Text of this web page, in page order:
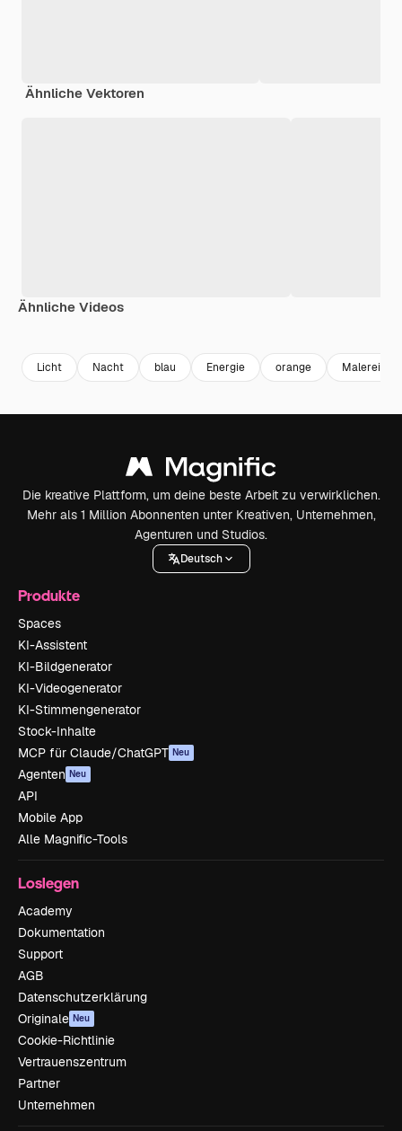
Ähnliche Vektoren
Ähnliche Videos
Licht Nacht blau Energie orange Malerei
Die kreative Plattform, um deine beste Arbeit zu verwirklichen.
Mehr als 1 Million Abonnenten unter Kreativen, Unternehmen,
Agenturen und Studios.
Deutsch
Produkte
Spaces
KI-Assistent
KI-Bildgenerator
KI-Videogenerator
KI-Stimmengenerator
Stock-Inhalte
MCP für Claude/ChatGPT Neu
Agenten Neu
API
Mobile App
Alle Magnific-Tools
Loslegen
Academy
Dokumentation
Support
AGB
Datenschutzerklärung
Originale Neu
Cookie-Richtlinie
Vertrauenszentrum
Partner
Unternehmen